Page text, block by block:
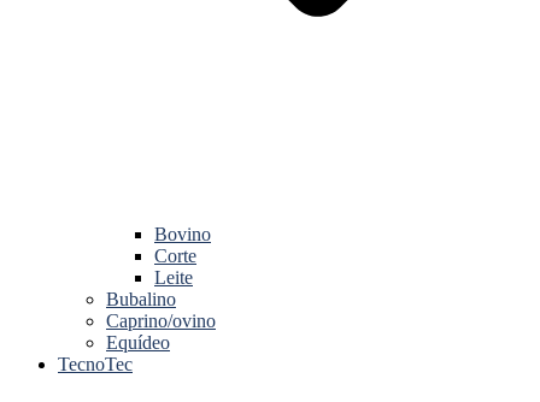
Bovino
Corte
Leite
Bubalino
Caprino/ovino
Equídeo
TecnoTec